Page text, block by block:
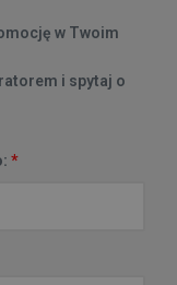
w Twoim
i spytaj o
*